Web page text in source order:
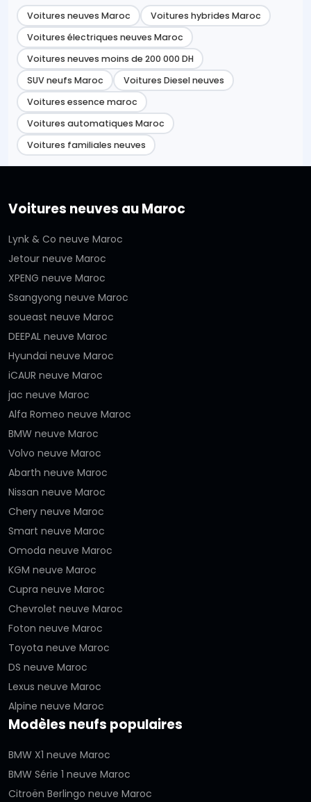
Voitures neuves Maroc
Voitures hybrides Maroc
Voitures électriques neuves Maroc
Voitures neuves moins de 200 000 DH
SUV neufs Maroc
Voitures Diesel neuves
Voitures essence maroc
Voitures automatiques Maroc
Voitures familiales neuves
Voitures neuves au Maroc
Lynk & Co neuve Maroc
Jetour neuve Maroc
XPENG neuve Maroc
Ssangyong neuve Maroc
soueast neuve Maroc
DEEPAL neuve Maroc
Hyundai neuve Maroc
iCAUR neuve Maroc
jac neuve Maroc
Alfa Romeo neuve Maroc
BMW neuve Maroc
Volvo neuve Maroc
Abarth neuve Maroc
Nissan neuve Maroc
Chery neuve Maroc
Smart neuve Maroc
Omoda neuve Maroc
KGM neuve Maroc
Cupra neuve Maroc
Chevrolet neuve Maroc
Foton neuve Maroc
Toyota neuve Maroc
DS neuve Maroc
Lexus neuve Maroc
Alpine neuve Maroc
Modèles neufs populaires
BMW X1 neuve Maroc
BMW Série 1 neuve Maroc
Citroën Berlingo neuve Maroc